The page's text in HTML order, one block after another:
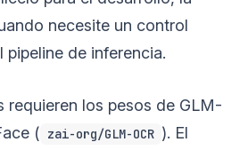
necesite un control
pipeline de inferencia.
requieren los pesos de GLM-
( zai-org/GLM-OCR ). El